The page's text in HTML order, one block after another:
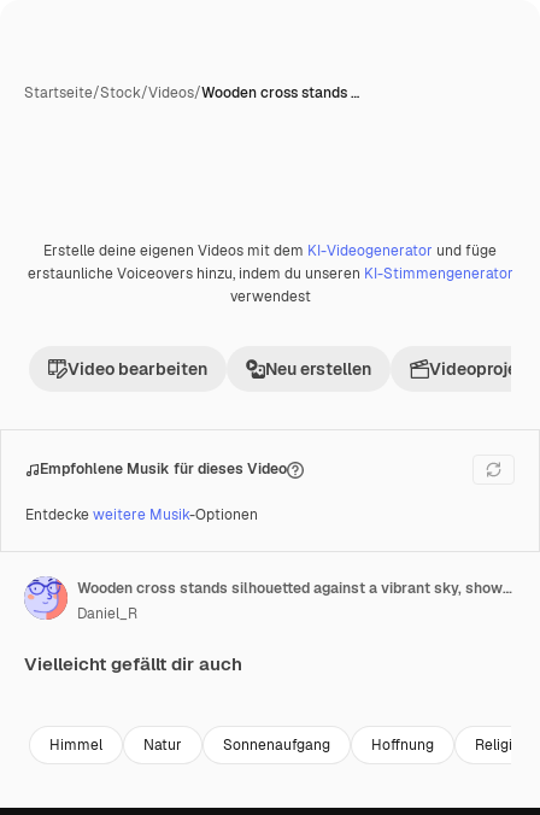
Startseite/Stock/Videos/Wooden cross stands …
PremiumKI-generiert
Erstelle deine eigenen Videos mit dem KI-Videogenerator und füge
erstaunliche Voiceovers hinzu, indem du unseren KI-Stimmengenerator
verwendest
Video bearbeiten Neu erstellen Videoprojekt
Empfohlene Musik für dieses Video
Entdeckeweitere Musik-Optionen
Wooden cross stands silhouetted against a vibrant sky, showcasing a stunning display of shifting colors
Daniel_R
Vielleicht gefällt dir auch
Himmel Natur Sonnenaufgang Hoffnung Religion